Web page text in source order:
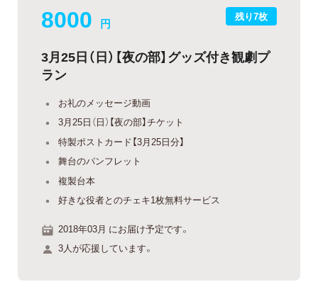
残り7枚
8000 円
3月25日（日）【夜の部】グッズ付き観劇プ
ラン
お礼のメッセージ動画
3月25日（日）【夜の部】チケット
特製ポストカード【3月25日分】
舞台のパンフレット
複製台本
好きな役者とのチェキ1枚無料サービス
2018年03月 にお届け予定です。
3人が応援しています。